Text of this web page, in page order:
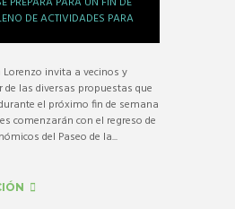
Lorenzo invita a vecinos y
las diversas propuestas que
el próximo fin de semana
comenzarán con el regreso de
del Paseo de la...